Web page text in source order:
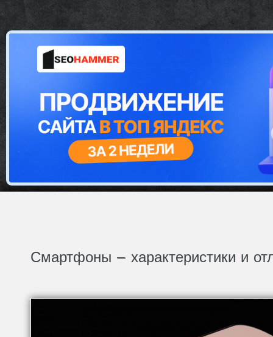
Смартфоны — характеристики и